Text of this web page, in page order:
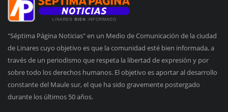
"Séptima Página Noticias" en un Medio de Comunicación de la ciudad
de Linares cuyo objetivo es que la comunidad esté bien informada, a
través de un periodismo que respeta la libertad de expresión y por
sobre todo los derechos humanos. El objetivo es aportar al desarrollo
constante del Maule sur, el que ha sido gravemente postergado
durante los últimos 50 años.